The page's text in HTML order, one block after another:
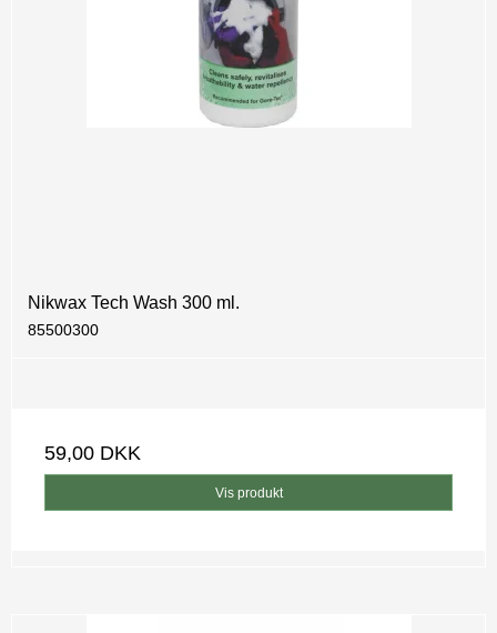
Nikwax Tech Wash 300 ml.
85500300
59,00 DKK
Vis produkt